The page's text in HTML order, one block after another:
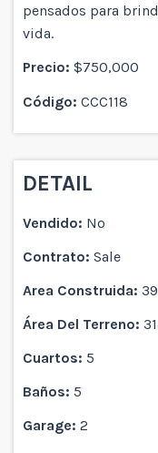
pensados para
vida.
Precio: $750,000
Código: CCC118
DETAIL
Vendido: No
Contrato: Sale
Area Construida:
Área Del Terreno:
Cuartos: 5
Baños: 5
Garage: 2